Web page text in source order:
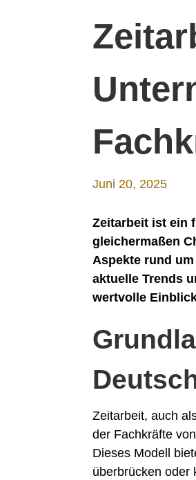
Juni 20, 2025
Zeitarbeit ist ein
gleichermaßen
Aspekte rund
aktuelle Trends
wertvolle
Zeitarbeit, auch
der Fachkräfte
Dieses Modell
überbrücken oder